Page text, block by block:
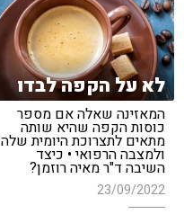
לא על הקפה לבדו
המאזינה שאלה אם מספר
כוסות הקפה שהיא שותה
מתאים לתצרוכת היומית שלה
ולמצבה הרפואי • כיצד
השיבה ד"ר מאיה רוזמן?
23/09/2022